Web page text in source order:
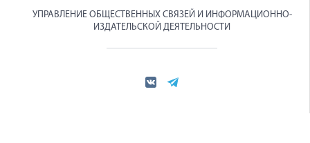
УПРАВЛЕНИЕ ОБЩЕСТВЕННЫХ СВЯЗЕЙ И ИНФОРМАЦИОННО-
ИЗДАТЕЛЬСКОЙ ДЕЯТЕЛЬНОСТИ